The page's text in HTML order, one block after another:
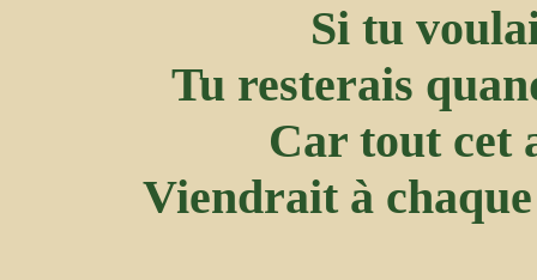
Si tu
Tu resterais
Car tout cet
Viendrait à